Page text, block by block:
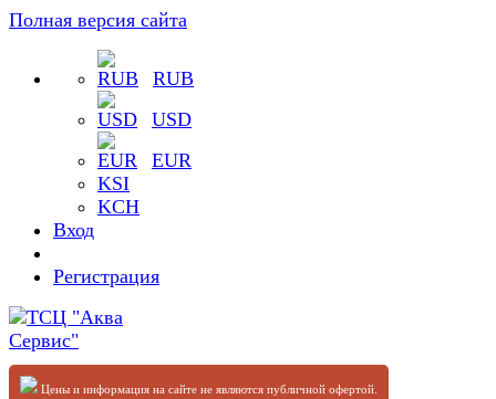
Полная версия сайта
RUB
USD
EUR
KSI
KCH
Вход
Регистрация
Цены и информация на сайте не являются публичной офертой.